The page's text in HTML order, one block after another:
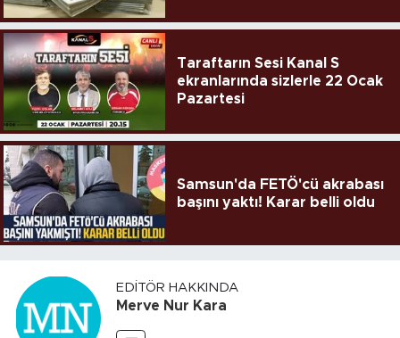
Taraftarın Sesi Kanal S
ekranlarında sizlerle 22 Ocak
Pazartesi
Samsun'da FETÖ'cü akrabası
başını yaktı! Karar belli oldu
EDITÖR HAKKINDA
Merve Nur Kara